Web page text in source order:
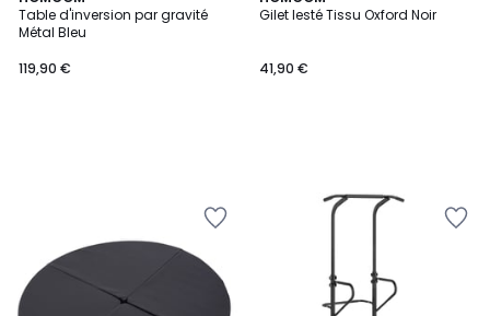
Table d'inversion par gravité
Métal Bleu
119,90 €
Gilet lesté Tissu Oxford Noir
41,90 €